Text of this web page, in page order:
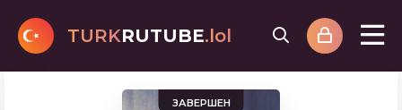
TURKRUTUBE.lol
ЗАВЕРШЕН